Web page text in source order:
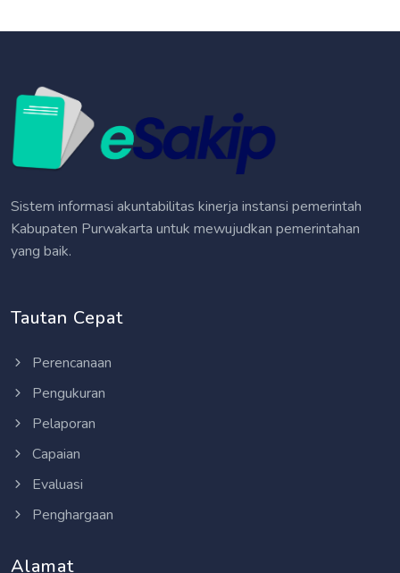
Sistem informasi akuntabilitas kinerja instansi pemerintah
Kabupaten Purwakarta untuk mewujudkan pemerintahan
yang baik.
Tautan Cepat
Perencanaan
Pengukuran
Pelaporan
Capaian
Evaluasi
Penghargaan
Alamat